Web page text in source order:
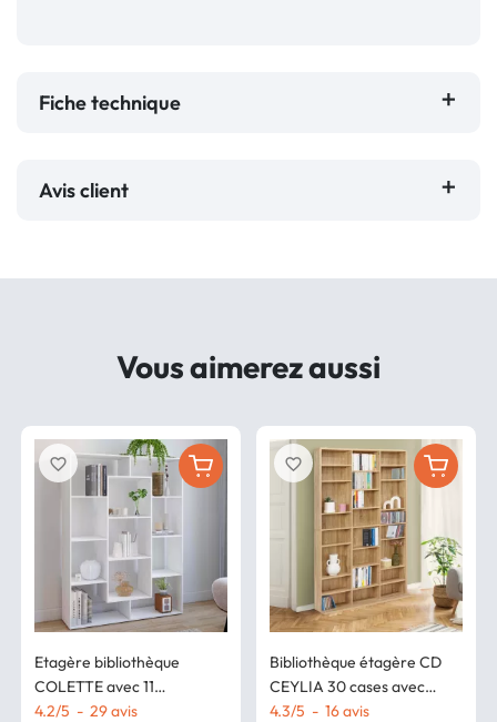
Fiche technique
Avis client
Vous aimerez aussi
Etagère bibliothèque
COLETTE avec 11
compartiments blanc 143
4.2/5 - 29avis
favorite_border
Bibliothèque étagère CD
CEYLIA 30 cases avec
étagères modulables effet
4.3/5 - 16avis
favorite_border